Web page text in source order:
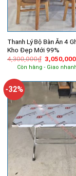
Thanh Lý Bộ Bàn Ăn 4
Kho Đẹp Mới 99%
4,300,000₫ Giá
gốc
là:
3,050,000
Còn hàng - Giao
-32%